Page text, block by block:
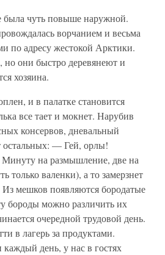
была чуть повыше наружной.
ворчанием и весьма
по адресу жестокой Арктики.
но они быстро деревянеют и
хозяина.
и в палатке становится
все тает и мокнет. Нарубив
консервов, дневальный
остальных: — Гей, орлы!
на размышление, две на
только валенки), а то замерзнет
Из мешков появляются бородатые
бороды можно различить их
очередной трудовой день.
в лагерь за продуктами.
день, у нас в гостях